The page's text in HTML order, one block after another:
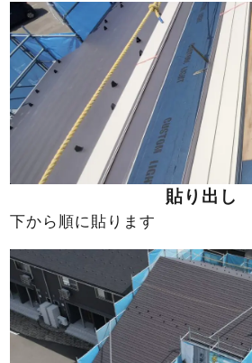
貼り出し
下から順に貼ります